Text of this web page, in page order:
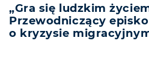
„Gra się ludzkim
Przewodniczący
o kryzysie